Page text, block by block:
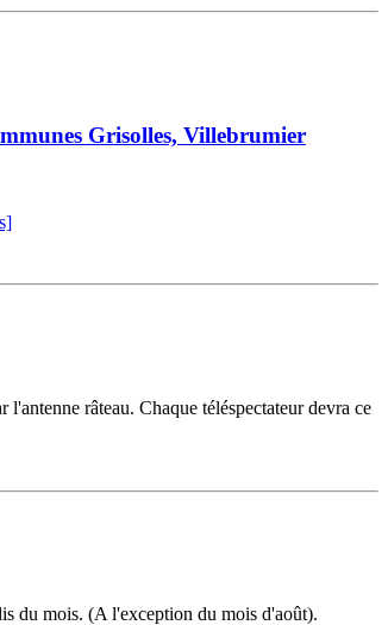
Grisolles, Villebrumier
râteau. Chaque téléspectateur devra ce
du mois. (A l'exception du mois d'août).